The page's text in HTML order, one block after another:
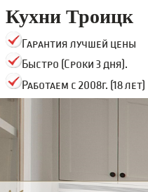
Кухни Троицк
Гарантия лучшей цены
Быстро (Сроки 3 дня).
Работаем с 2008г. (18 лет)